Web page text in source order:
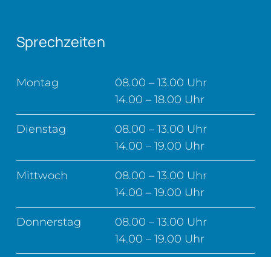
Sprechzeiten
Montag
08.00 – 13.00 Uhr
14.00 – 18.00 Uhr
Dienstag
08.00 – 13.00 Uhr
14.00 – 19.00 Uhr
Mittwoch
08.00 – 13.00 Uhr
14.00 – 19.00 Uhr
Donnerstag
08.00 – 13.00 Uhr
14.00 – 19.00 Uhr